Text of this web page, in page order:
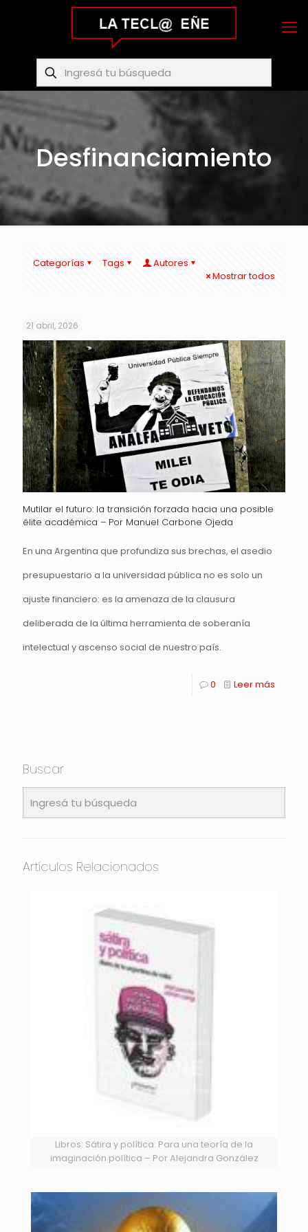
Desfinanciamiento
Categorías Tags
Autores
Mostrar todos
21 abril, 2026
Mutilar el futuro: la transición forzada hacia una posible
élite académica – Por Manuel Carbone Ojeda
En una Argentina que profundiza sus brechas, el asedio
presupuestario a la universidad pública no es solo un
ajuste financiero: es la amenaza de la clausura
deliberada de la última herramienta de soberanía
intelectual y ascenso social de nuestro país.
0 Leer más
Buscar
Artículos Relacionados
Libros: Sátira y política: Para una teoría de la
imaginación política – Por Alejandra González